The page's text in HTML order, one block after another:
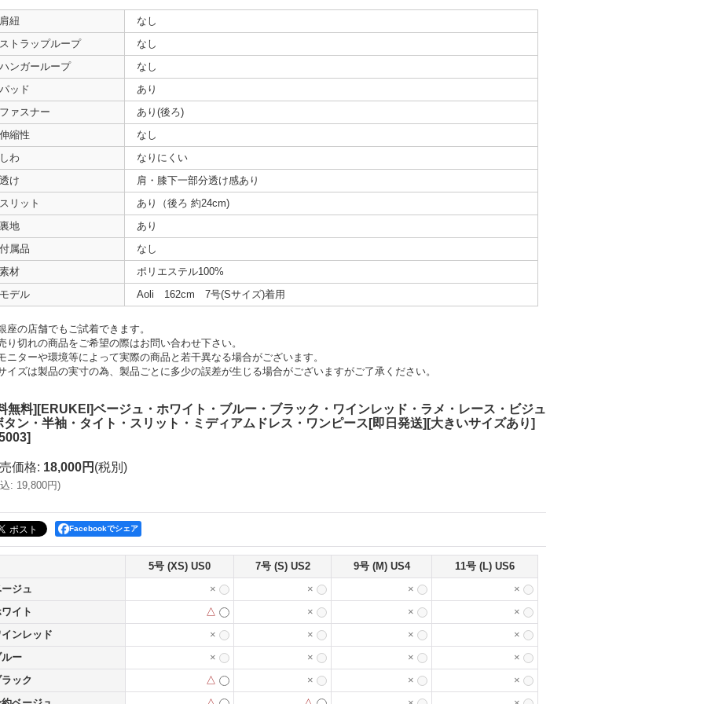
肩紐
なし
ストラップループ
なし
ハンガーループ
なし
パッド
あり
ファスナー
あり(後ろ)
伸縮性
なし
しわ
なりにくい
透け
肩・膝下一部分透け感あり
スリット
あり（後ろ 約24cm)
裏地
あり
付属品
なし
素材
ポリエステル100%
モデル
Aoli 162cm 7号(Sサイズ)着用
座の店舗でもご試着できます。
り切れの商品をご希望の際はお問い合わせ下さい。
ニターや環境等によって実際の商品と若干異なる場合がございます。
イズは製品の実寸の為、製品ごとに多少の誤差が生じる場合がございますがご了承ください。
無料][ERUKEI]ベージュ・ホワイト・ブルー・ブラック・ワインレッド・ラメ・レース・ビジュ
タン・半袖・タイト・スリット・ミディアムドレス・ワンピース[即日発送][大きいサイズあり]
]
価格: 18,000円 (税別)
: 19,800円)
Facebookでシェア
5号 (XS) US0 7号 (S) US2 9号 (M) US4
11号 (L) US6
ジュ
× × ×
×
イト
△ × ×
×
ンレッド
× × ×
×
ー
× × ×
×
ック
△ × ×
×